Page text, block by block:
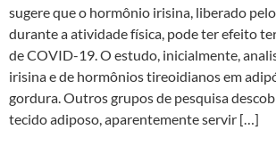
sugere que o hormônio irisina, liberado
durante a atividade física, pode ter efeito
de COVID-19. O estudo, inicialmente,
irisina e de hormônios tireoidianos em
gordura. Outros grupos de pesquisa
tecido adiposo, aparentemente servir […]